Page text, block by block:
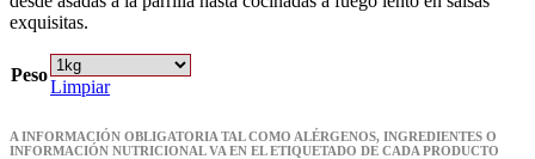
exquisitas.
Peso
Limpiar
A INFORMACIÓN OBLIGATORIA TAL COMO ALÉRGENOS, INGREDIENTES O
INFORMACIÓN NUTRICIONAL VA EN EL ETIQUETADO DE CADA PRODUCTO